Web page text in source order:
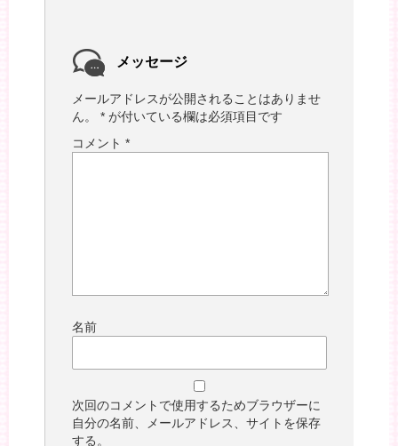
メッセージ
メールアドレスが公開されることはありませ
ん。
* が付いている欄は必須項目です
コメント *
名前
次回のコメントで使用するためブラウザーに
自分の名前、メールアドレス、サイトを保存
する。